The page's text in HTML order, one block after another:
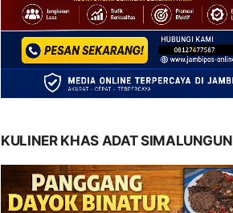
KULINER KHAS ADAT SIMALUNGUN